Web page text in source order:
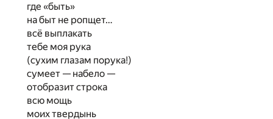
где «быть»
на быт не ропщет…
всё выплакать
тебе моя рука
(сухим глазам порука!)
сумеет — набело —
отобразит строка
всю мощь
моих твердынь